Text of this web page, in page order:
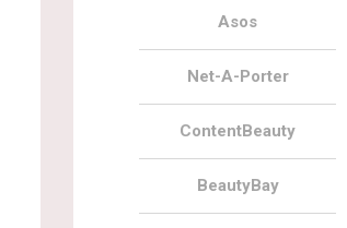
Asos
Net-A-Porter
ContentBeauty
BeautyBay